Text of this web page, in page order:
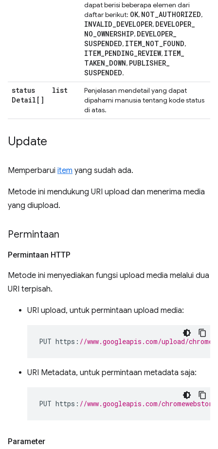
dapat berisi beberapa elemen dari
daftar berikut: OK, NOT_AUTHORIZED,
INVALID_DEVELOPER, DEVELOPER_
NO_OWNERSHIP, DEVELOPER_
SUSPENDED, ITEM_NOT_FOUND,
ITEM_PENDING_REVIEW, ITEM_
TAKEN_DOWN, PUBLISHER_
SUSPENDED.
status
Detail[]
list
Penjelasan mendetail yang dapat
dipahami manusia tentang kode status
di atas.
Update
Memperbarui item yang sudah ada.
Metode ini mendukung URI upload dan menerima media
yang diupload.
Permintaan
Permintaan HTTP
Metode ini menyediakan fungsi upload media melalui dua
URI terpisah.
URI upload, untuk permintaan upload media:
PUT https : //www.googleapis.com/upload/
URI Metadata, untuk permintaan metadata saja:
PUT https : //www.googleapis.com/
Parameter